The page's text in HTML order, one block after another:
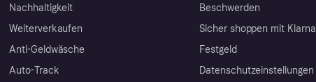
Nachhaltigkeit
Weiterverkaufen
Anti-Geldwäsche
Auto-Track
Beschwerden
Sicher shoppen mit Klarna
Festgeld
Datenschutzeinstellungen